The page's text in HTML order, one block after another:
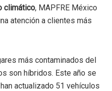
climático, MAPFRE México
atención a clientes más
más contaminados del
son híbridos. Este año se
actualizado 51 vehículos